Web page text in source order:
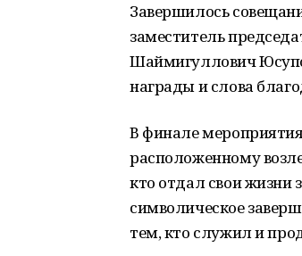
Завершилось
заместитель
Шаймигуллович
награды и слова
В финале
расположенному
кто отдал свои жизни
символическое
тем, кто служил и